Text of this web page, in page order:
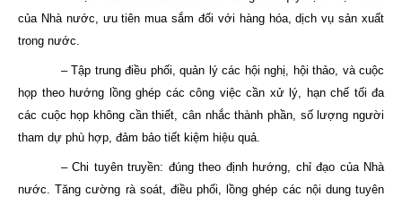
của Nhà nước, ưu tiên mua sắm đối với hàng hóa, dịch vụ sản xuất
trong nước.
– Tập trung điều phối, quản lý các hội nghị, hội thảo, và cuộc
họp theo hướng lồng ghép các công việc cần xử lý, hạn chế tối đa
các cuộc họp không cần thiết, cân nhắc thành phần, số lượng người
tham dự phù hợp, đảm bảo tiết kiệm hiệu quả.
– Chi tuyên truyền: đúng theo định hướng, chỉ đạo của Nhà
nước. Tăng cường rà soát, điều phối, lồng ghép các nội dung tuyên